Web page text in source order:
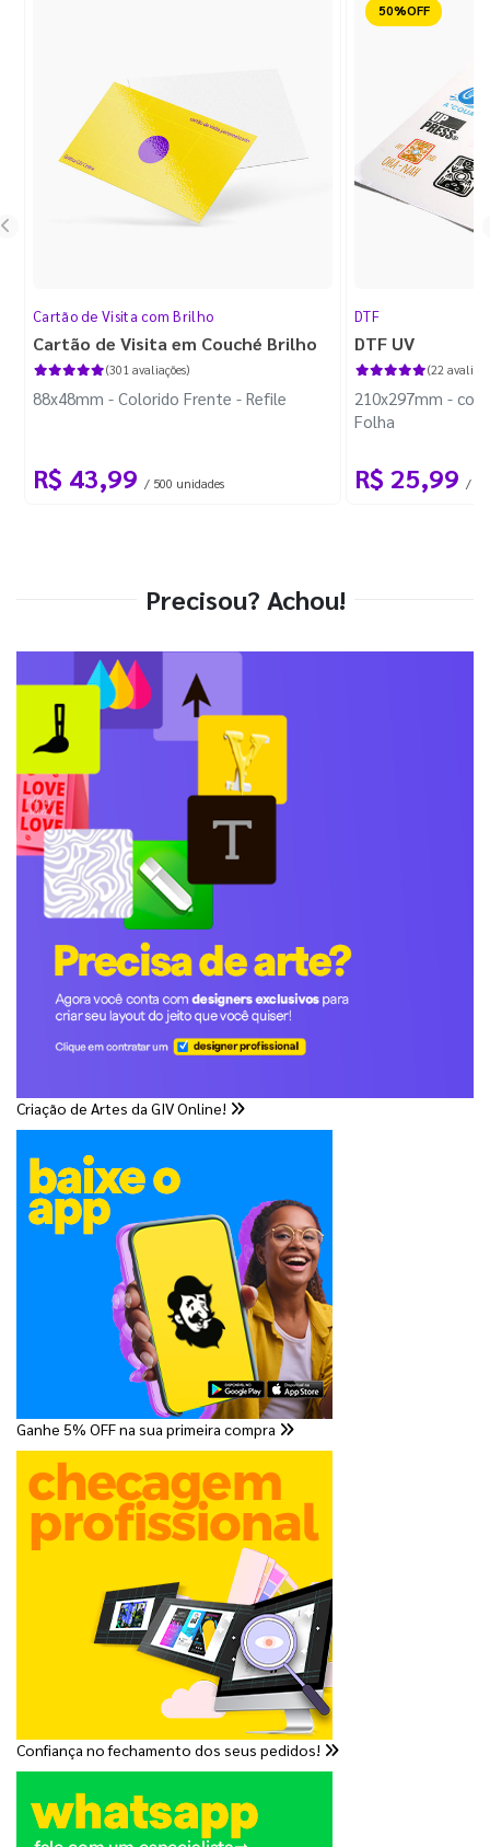
Cartão de Visita com Brilho
Cartão de Visita em Couché Brilho
(301 avaliações)
88x48mm - Colorido Frente - Refile
R$ 43,99 / 500 unidades
Reduzido
DTF
DTF UV
(22
210x297mm -
Folha
R$ 25,99 / 1
Precisou? Achou!
Criação de Artes da GIV Online!
Ganhe 5% OFF na sua primeira compra
Confiança no fechamento dos seus pedidos!